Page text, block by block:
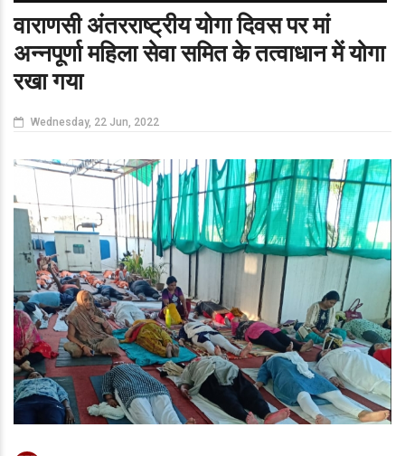
वाराणसी अंतरराष्ट्रीय योगा दिवस पर मां
अन्नपूर्णा महिला सेवा समित के तत्वाधान में योगा
रखा गया
Wednesday, 22 Jun, 2022